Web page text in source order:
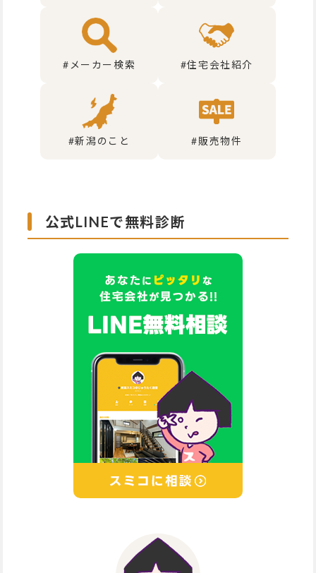
公式LINEで無料診断
#メーカー検索 #住宅会社紹介
#新潟のこと #販売物件